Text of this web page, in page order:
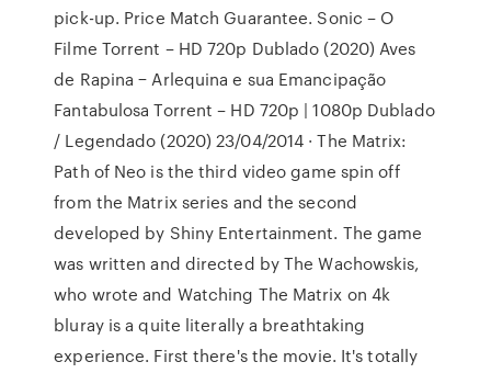
pick-up. Price Match Guarantee. Sonic – O
Filme Torrent – HD 720p Dublado (2020) Aves
de Rapina − Arlequina e sua Emancipação
Fantabulosa Torrent – HD 720p | 1080p Dublado
/ Legendado (2020) 23/04/2014 · The Matrix:
Path of Neo is the third video game spin off
from the Matrix series and the second
developed by Shiny Entertainment. The game
was written and directed by The Wachowskis,
who wrote and Watching The Matrix on 4k
bluray is a quite literally a breathtaking
experience. First there's the movie. It's totally